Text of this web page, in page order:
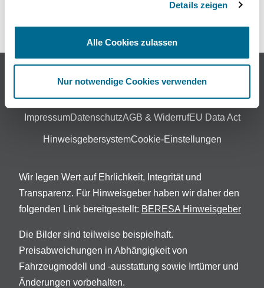
Details zeigen
Alle Cookies zulassen
Nur notwendige Cookies verwenden
Unfall & Pannenhilfe
©2025 BERESA GmbH & Co. KG
ImpressumDatenschutzAGB & WiderrufEU Data Act
HinweisgebersystemCookie-Einstellungen
Wir legen Wert auf Ehrlichkeit, Integrität und
Transparenz. Für Hinweisgeber haben wir daher den
folgenden Link bereitgestellt: BERESA Hinweisgeber
Die Bilder sind teilweise beispielhaft.
Preisabweichungen in Abhängigkeit von
Fahrzeugmodell und -ausstattung sowie Irrtümer und
Änderungen vorbehalten.